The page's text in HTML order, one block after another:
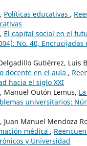
Políticas educativas ,
El capital social en el
No. 40, Encrucijadas
Gutiérrez, Luis
docente en el aula ,
hacia el siglo XXI
Manuel Outón Lemus,
universitarios:
Juan Manuel Mendoza
médica ,
y Universidad